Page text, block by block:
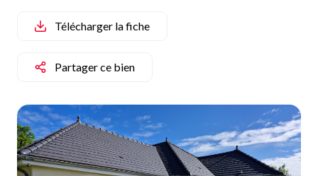
vendus
E-mail
Qui
sommes-
Télécharger la fiche
Partager ce bien